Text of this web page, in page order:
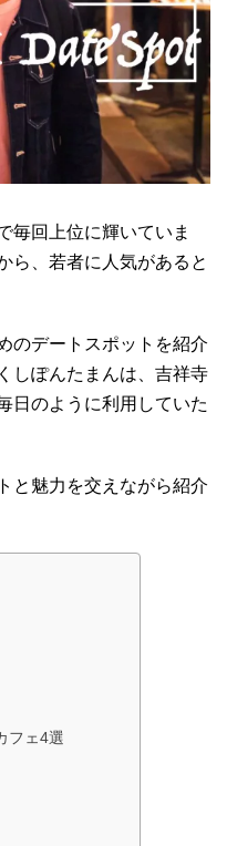
毎回上位に輝いていま
ら、若者に人気があると
のデートスポットを紹介
しぽんたまんは、吉祥寺
日のように利用していた
と魅力を交えながら紹介
フェ4選